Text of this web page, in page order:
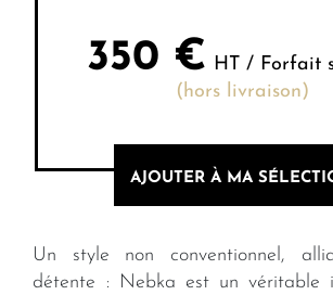
350 € HT / Forfait
(hors livraison)
AJOUTER À MA
Un style non conventionnel,
détente : Nebka est un véritable